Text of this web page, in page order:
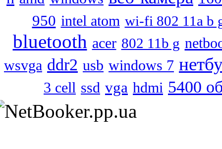
950 intel atom wi-fi 802 11a b
bluetooth acer 802 11b g
wsvga ddr2 usb windows 7
3 cell ssd vga hdmi 5400